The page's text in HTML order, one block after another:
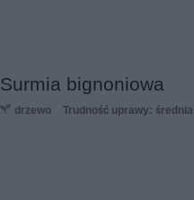
Surmia bignoniowa
drzewo Trudność uprawy: średnia